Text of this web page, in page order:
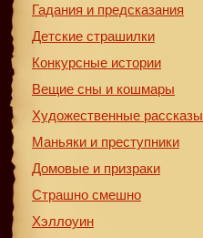
Гадания и предсказания
Детские страшилки
Конкурсные истории
Вещие сны и кошмары
Художественные рассказы
Маньяки и преступники
Домовые и призраки
Страшно смешно
Хэллоуин